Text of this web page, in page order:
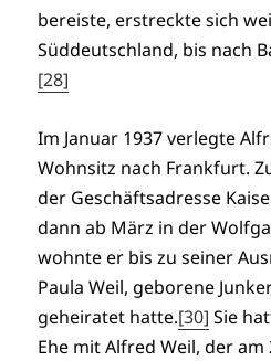
bereiste, erstreckte sich
Süddeutschland, bis nach
[28]
Im Januar 1937 verlegte
Wohnsitz nach Frankfurt.
der Geschäftsadresse
dann ab März in der
wohnte er bis zu seiner
Paula Weil, geborene
geheiratet hatte.[30] Sie
Ehe mit Alfred Weil, der am